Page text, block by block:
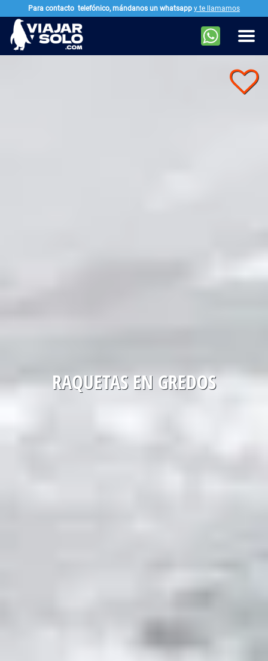
Ir al contenido principal
RAQUETAS EN GREDOS
Para contacto telefónico, mándanos un whatsapp y te llamamos